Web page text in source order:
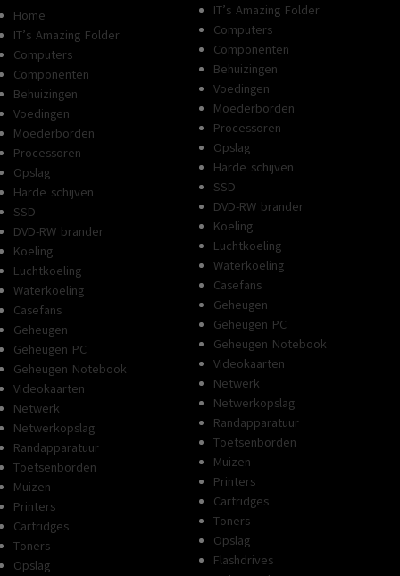
Home
IT’s Amazing Folder
Computers
Componenten
Behuizingen
Voedingen
Moederborden
Processoren
Opslag
Harde schijven
SSD
DVD-RW brander
Koeling
Luchtkoeling
Waterkoeling
Casefans
Geheugen
Geheugen PC
Geheugen Notebook
Videokaarten
Netwerk
Netwerkopslag
Randapparatuur
Toetsenborden
Muizen
Printers
Cartridges
Toners
Opslag
IT’s Amazing Folder
Computers
Componenten
Behuizingen
Voedingen
Moederborden
Processoren
Opslag
Harde schijven
SSD
DVD-RW brander
Koeling
Luchtkoeling
Waterkoeling
Casefans
Geheugen
Geheugen PC
Geheugen Notebook
Videokaarten
Netwerk
Netwerkopslag
Randapparatuur
Toetsenborden
Muizen
Printers
Cartridges
Toners
Opslag
Flashdrives